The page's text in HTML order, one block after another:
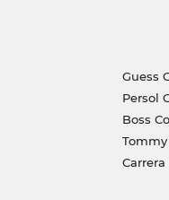
Guess
Persol
Boss